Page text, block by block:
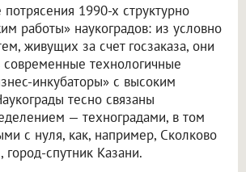
1990-х структурно
работы» наукоградов: из условно
живущих за счет госзаказа, они
современные технологичные
инкубаторы» с высоким
тесно связаны
— техноградами, в том
с нуля, как, например, Сколково
спутник Казани.